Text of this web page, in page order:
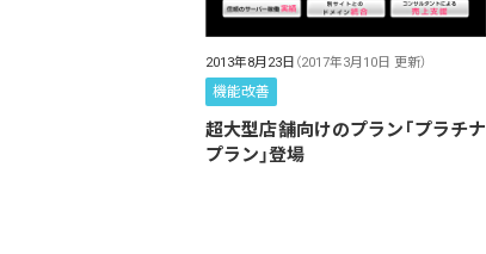
2013年8月23日 （2017年3月10日 更新）
機能改善
超大型店舗向けのプラン「プラチナ
プラン」登場